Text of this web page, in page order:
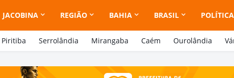
JACOBINA REGIÃO BAHIA BRASIL POLÍTICA
Piritiba Serrolândia Mirangaba Caém Ourolândia